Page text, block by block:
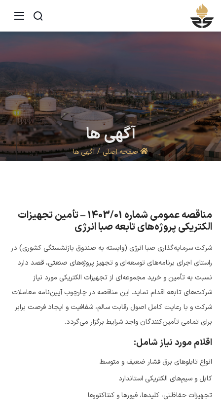
آگهیها
صفحه اصلی آگهی ها
مناقصه عمومی شماره 1403/01 – تأمین تجهیزات
الکتریکی پروژه‌های تابعه صبا انرژی
شرکت سرمایه‌گذاری صبا انرژی (وابسته به صندوق بازنشستگی کشوری) در
راستای اجرای برنامه‌های توسعه‌ای و تجهیز پروژه‌های صنعتی، قصد دارد
نسبت به تأمین و خرید مجموعه‌ای از تجهیزات الکتریکی مورد نیاز
شرکت‌های تابعه اقدام نماید. این مناقصه در چارچوب آیین‌نامه معاملات
شرکت و با رعایت کامل اصول رقابت سالم، شفافیت و ایجاد فرصت برابر
برای تمامی تأمین‌کنندگان واجد شرایط برگزار می‌گردد.
اقلام مورد نیاز شامل:
انواع تابلوهای برق فشار ضعیف و متوسط
کابل و سیم‌های الکتریکی استاندارد
تجهیزات حفاظتی، کلیدها، فیوزها و کنتاکتورها